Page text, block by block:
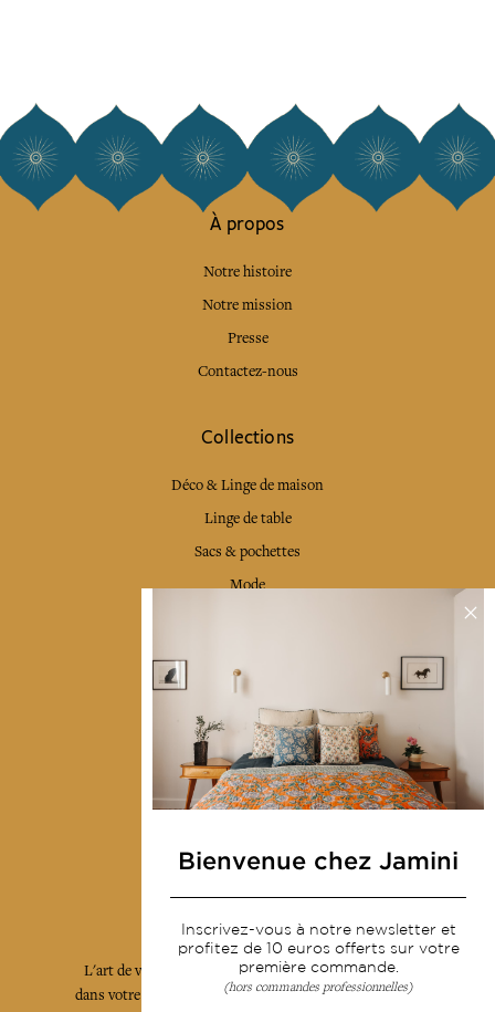
À propos
Notre histoire
Notre mission
Presse
Contactez-nous
Collections
Déco & Linge de maison
Linge de table
Sacs & pochettes
Mode
Livraison & retour
CGV
Devenir revendeur
Notre communauté
L'art de vivre JAMINI raconté avec poésie et élégance
dans votre boîte mail. Inscrivez vous à notre newsletter
Bienvenue chez Jamini
Inscrivez-vous à notre newsletter et
profitez de 10 euros offerts sur votre
première commande.
(hors commandes professionnelles)